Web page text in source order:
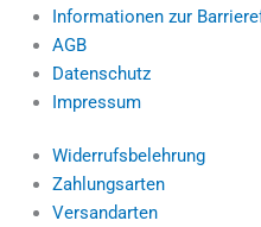
Informationen zur
AGB
Datenschutz
Impressum
Widerrufsbelehrung
Zahlungsarten
Versandarten